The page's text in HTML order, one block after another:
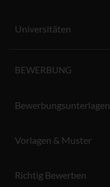
Universitäten
BEWERBUNG
Bewerbungsunterlagen
Vorlagen & Muster
Richtig Bewerben